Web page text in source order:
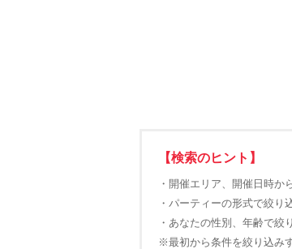
【検索のヒント】
・開催エリア、開催日時か
・パーティーの形式で絞り
・あなたの性別、年齢で絞
※最初から条件を絞り込み